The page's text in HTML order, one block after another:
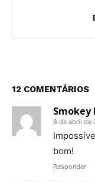
12 COMENTÁRIOS
Smokey
6 de abril de
bom!
Responder